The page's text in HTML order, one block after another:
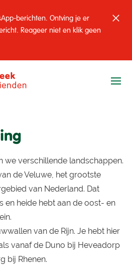
berichten. Ontving je er
Reageer niet en klik geen
we verschillende landschappen.
de Veluwe, het grootste
van Nederland. Dat
en heide hebt aan de oost- en
van de Rijn. Je hebt hier
vanaf de Duno bij Heveadorp
bij Rhenen.